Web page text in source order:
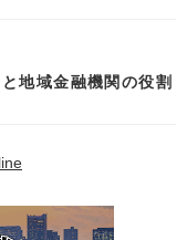
地域金融機関の役割